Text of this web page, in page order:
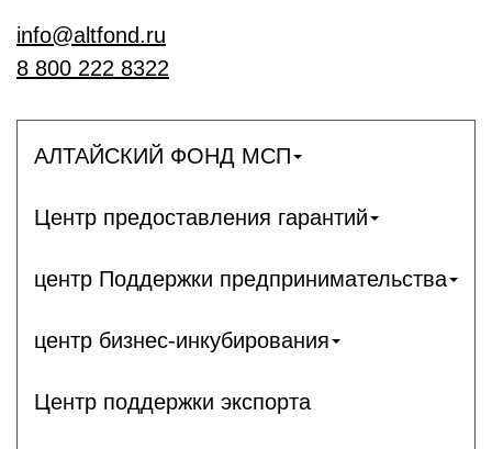
info@altfond.ru
8 800 222 8322
АЛТАЙСКИЙ ФОНД МСП
Центр предоставления гарантий
центр Поддержки предпринимательства
центр бизнес-инкубирования
Центр поддержки экспорта